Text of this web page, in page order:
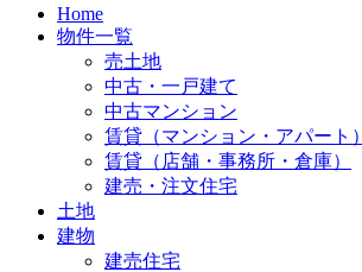
Home
物件一覧
売土地
中古・一戸建て
中古マンション
賃貸（マンション・アパート）
賃貸（店舗・事務所・倉庫）
建売・注文住宅
土地
建物
建売住宅